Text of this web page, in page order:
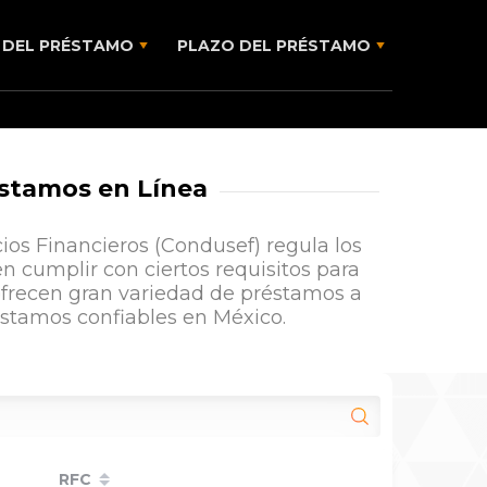
PRÉSTAMO PLAZO DEL PRÉSTAMO
en Línea
Financieros (Condusef) regula los
cumplir con ciertos requisitos para
gran variedad de préstamos a
confiables en México.
RFC